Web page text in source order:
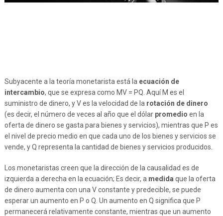
Subyacente a la teoría monetarista está la ecuación de
intercambio, que se expresa como MV = PQ. Aquí M es el
suministro de dinero, y V es la velocidad de la rotación de dinero
(es decir, el número de veces al año que el dólar promedio en la
oferta de dinero se gasta para bienes y servicios), mientras que P es
el nivel de precio medio en que cada uno de los bienes y servicios se
vende, y Q representa la cantidad de bienes y servicios producidos.
Los monetaristas creen que la dirección de la causalidad es de
izquierda a derecha en la ecuación; Es decir, a medida que la oferta
de dinero aumenta con una V constante y predecible, se puede
esperar un aumento en P o Q. Un aumento en Q significa que P
permanecerá relativamente constante, mientras que un aumento